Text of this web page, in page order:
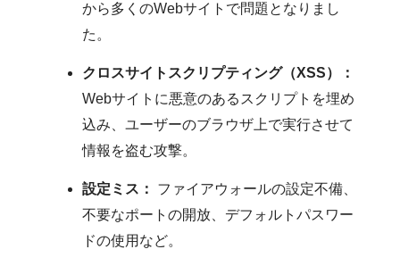
から多くのWebサイトで問題となりまし
た。
クロスサイトスクリプティング（XSS）：
Webサイトに悪意のあるスクリプトを埋め
込み、ユーザーのブラウザ上で実行させて
情報を盗む攻撃。
設定ミス：
ファイアウォールの設定不備、
不要なポートの開放、デフォルトパスワー
ドの使用など。